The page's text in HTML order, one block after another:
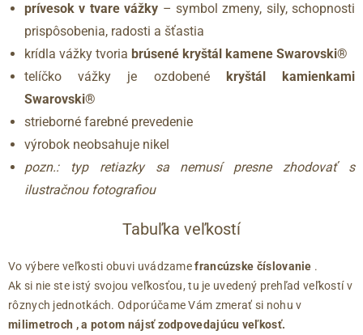
prívesok v tvare vážky – symbol zmeny, sily, schopnosti
prispôsobenia, radosti a šťastia
krídla vážky tvoria brúsené kryštál kamene Swarovski®
telíčko vážky je ozdobené kryštál kamienkami
Swarovski®
strieborné farebné prevedenie
výrobok neobsahuje nikel
pozn.: typ retiazky sa nemusí presne zhodovať s
ilustračnou fotografiou
Tabuľka veľkostí
Vo výbere veľkosti obuvi uvádzamefrancúzske číslovanie .
Ak si nie ste istý svojou veľkosťou, tu je uvedený prehľad veľkostí v
rôznych jednotkách. Odporúčame Vám zmerať si nohu v
milimetroch , a potom nájsť zodpovedajúcu veľkosť.